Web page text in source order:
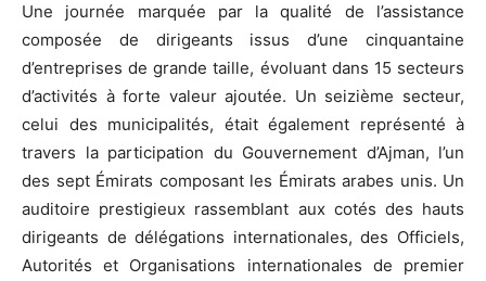
Une journée marquée par la qualité de l’assistance
composée de dirigeants issus d’une cinquantaine
d’entreprises de grande taille, évoluant dans 15 secteurs
d’activités à forte valeur ajoutée. Un seizième secteur,
celui des municipalités, était également représenté à
travers la participation du Gouvernement d’Ajman, l’un
des sept Émirats composant les Émirats arabes unis. Un
auditoire prestigieux rassemblant aux cotés des hauts
dirigeants de délégations internationales, des Officiels,
Autorités et Organisations internationales de premier